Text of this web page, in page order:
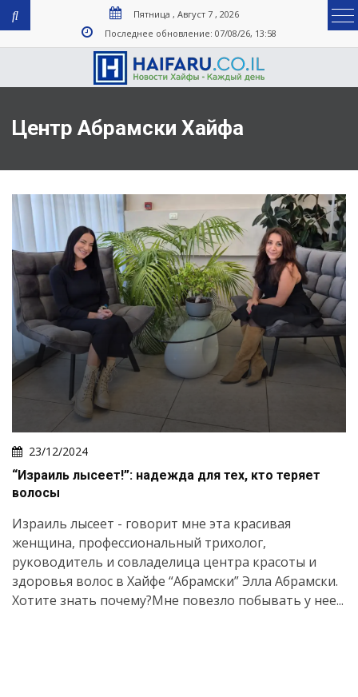
Пятница , Август 7 , 2026
Последнее обновление: 07/08/26, 13:58
Центр Абрамски Хайфа
23/12/2024
“Израиль лысеет!”: надежда для тех, кто теряет
волосы
Израиль лысеет - говорит мне эта красивая
женщина, профессиональный трихолог,
руководитель и совладелица центра красоты и
здоровья волос в Хайфе “Абрамски” Элла Абрамски.
Хотите знать почему?Мне повезло побывать у нее...